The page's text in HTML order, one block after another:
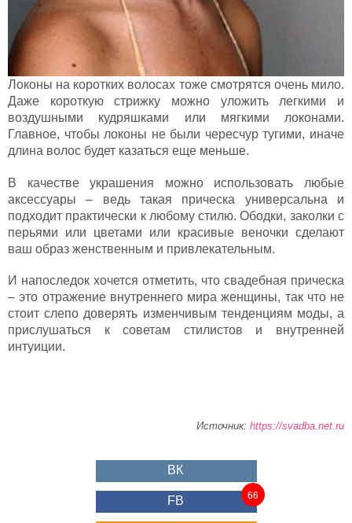
Локоны на коротких волосах тоже смотрятся очень мило.
Даже короткую стрижку можно уложить легкими и
воздушными кудряшками или мягкими локонами.
Главное, чтобы локоны не были чересчур тугими, иначе
длина волос будет казаться еще меньше.
В качестве украшения можно использовать любые
аксессуары – ведь такая прическа универсальна и
подходит практически к любому стилю. Ободки, заколки с
перьями или цветами или красивые веночки сделают
ваш образ женственным и привлекательным.
И напоследок хочется отметить, что свадебная прическа
– это отражение внутреннего мира женщины, так что не
стоит слепо доверять изменчивым тенденциям моды, а
прислушаться к советам стилистов и внутренней
интуиции.
Источник: https://svadba.net.ru
ВК
FB 66